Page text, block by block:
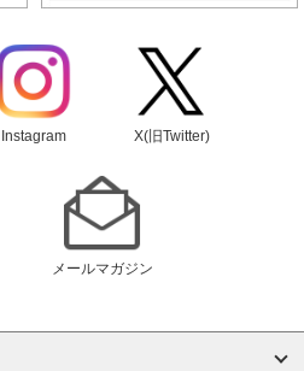
Instagram X(旧Twitter)
メールマガジン